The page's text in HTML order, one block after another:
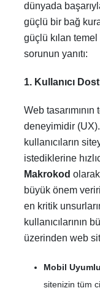
dünyada
güçlü bir bağ
güçlü kılan
sorunun yanıtı:
1. Kullanıcı
Web tasarımının
deneyimidir
kullanıcıların
istediklerine
Makrokod
büyük önem
en kritik
kullanıcılarının
üzerinden web
Mobil
sitenizin tüm